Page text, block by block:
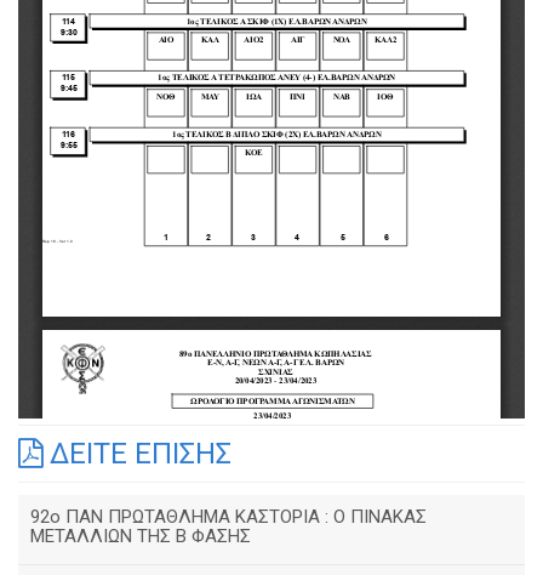
ΔΕΙΤΕ ΕΠΙΣΗΣ
92o ΠΑΝ ΠΡΩΤΑΘΛΗΜΑ ΚΑΣΤΟΡΙΑ : Ο ΠΙΝΑΚΑΣ
ΜΕΤΑΛΛΙΩΝ ΤΗΣ Β ΦΑΣΗΣ